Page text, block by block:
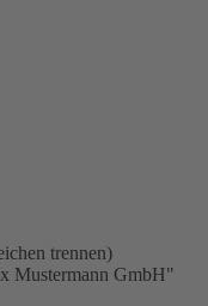
trennen)
Mustermann GmbH"